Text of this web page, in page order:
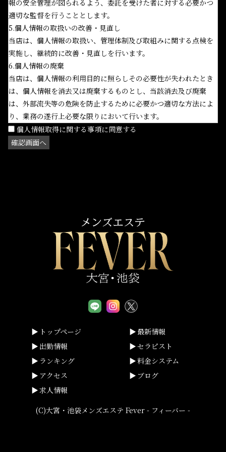
報の安全管理が図られるよう、委託を受けた者に対する必要かつ
適切な監督を行うこととします。
5.個人情報の取扱いの改善・見直し
当店は、個人情報の取扱い、管理体制及び取組みに関する点検を
実施し、継続的に改善・見直しを行います。
6.個人情報の廃棄
当店は、個人情報の利用目的に照らしその必要性が失われたとき
は、個人情報を消去又は廃棄するものとし、当該消去及び廃棄
は、外部流失等の危険を防止するために必要かつ適切な方法によ
り、業務の遂行上必要な限りにおいて行います。
個人情報取得に関する事項に同意する
トップページ
最新情報
出勤情報
セラピスト
ランキング
料金システム
アクセス
ブログ
求人情報
(C)大宮・池袋メンズエステ Fever - フィーバー -